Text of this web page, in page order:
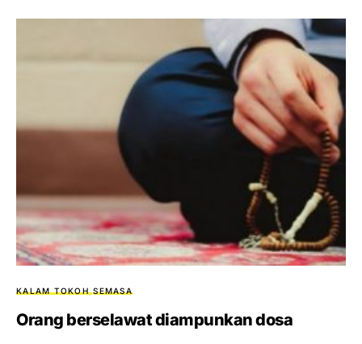
KALAM TOKOH SEMASA
Orang berselawat diampunkan dosa